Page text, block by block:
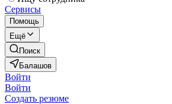
Сервисы
Помощь
Ещё
Поиск
Балашов
Войти
Войти
Создать резюме